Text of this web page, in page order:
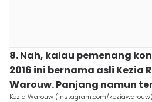
8. Nah, kalau pemenang
2016 ini bernama asli Kezia
Warouw. Panjang namun
Kezia Warouw (instagram.com/keziawarouw)